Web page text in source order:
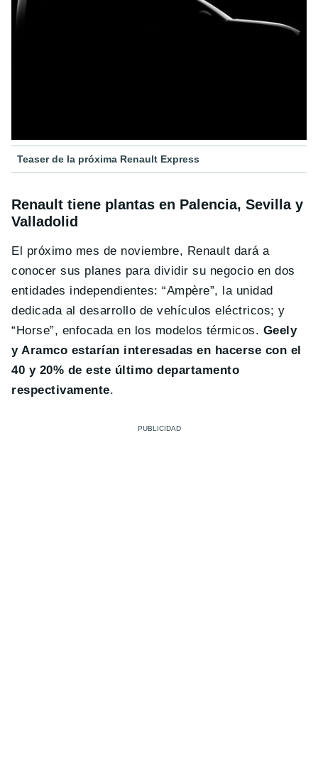
Teaser de la próxima Renault Express
Renault tiene plantas en Palencia, Sevilla y
Valladolid
El próximo mes de noviembre, Renault dará a
conocer sus planes para dividir su negocio en dos
entidades independientes: “Ampère”, la unidad
dedicada al desarrollo de vehículos eléctricos; y
“Horse”, enfocada en los modelos térmicos. Geely
y Aramco estarían interesadas en hacerse con el
40 y 20% de este último departamento
respectivamente.